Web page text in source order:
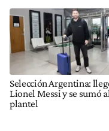
Selección Argentina:
Lionel Messi y se sumó
plantel